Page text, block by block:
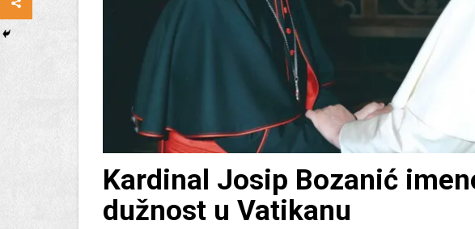
Kardinal Josip Bozanić
dužnost u Vatikanu